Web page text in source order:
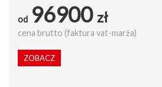
od 96900 zł
cena brutto (faktura vat-marża)
ZOBACZ